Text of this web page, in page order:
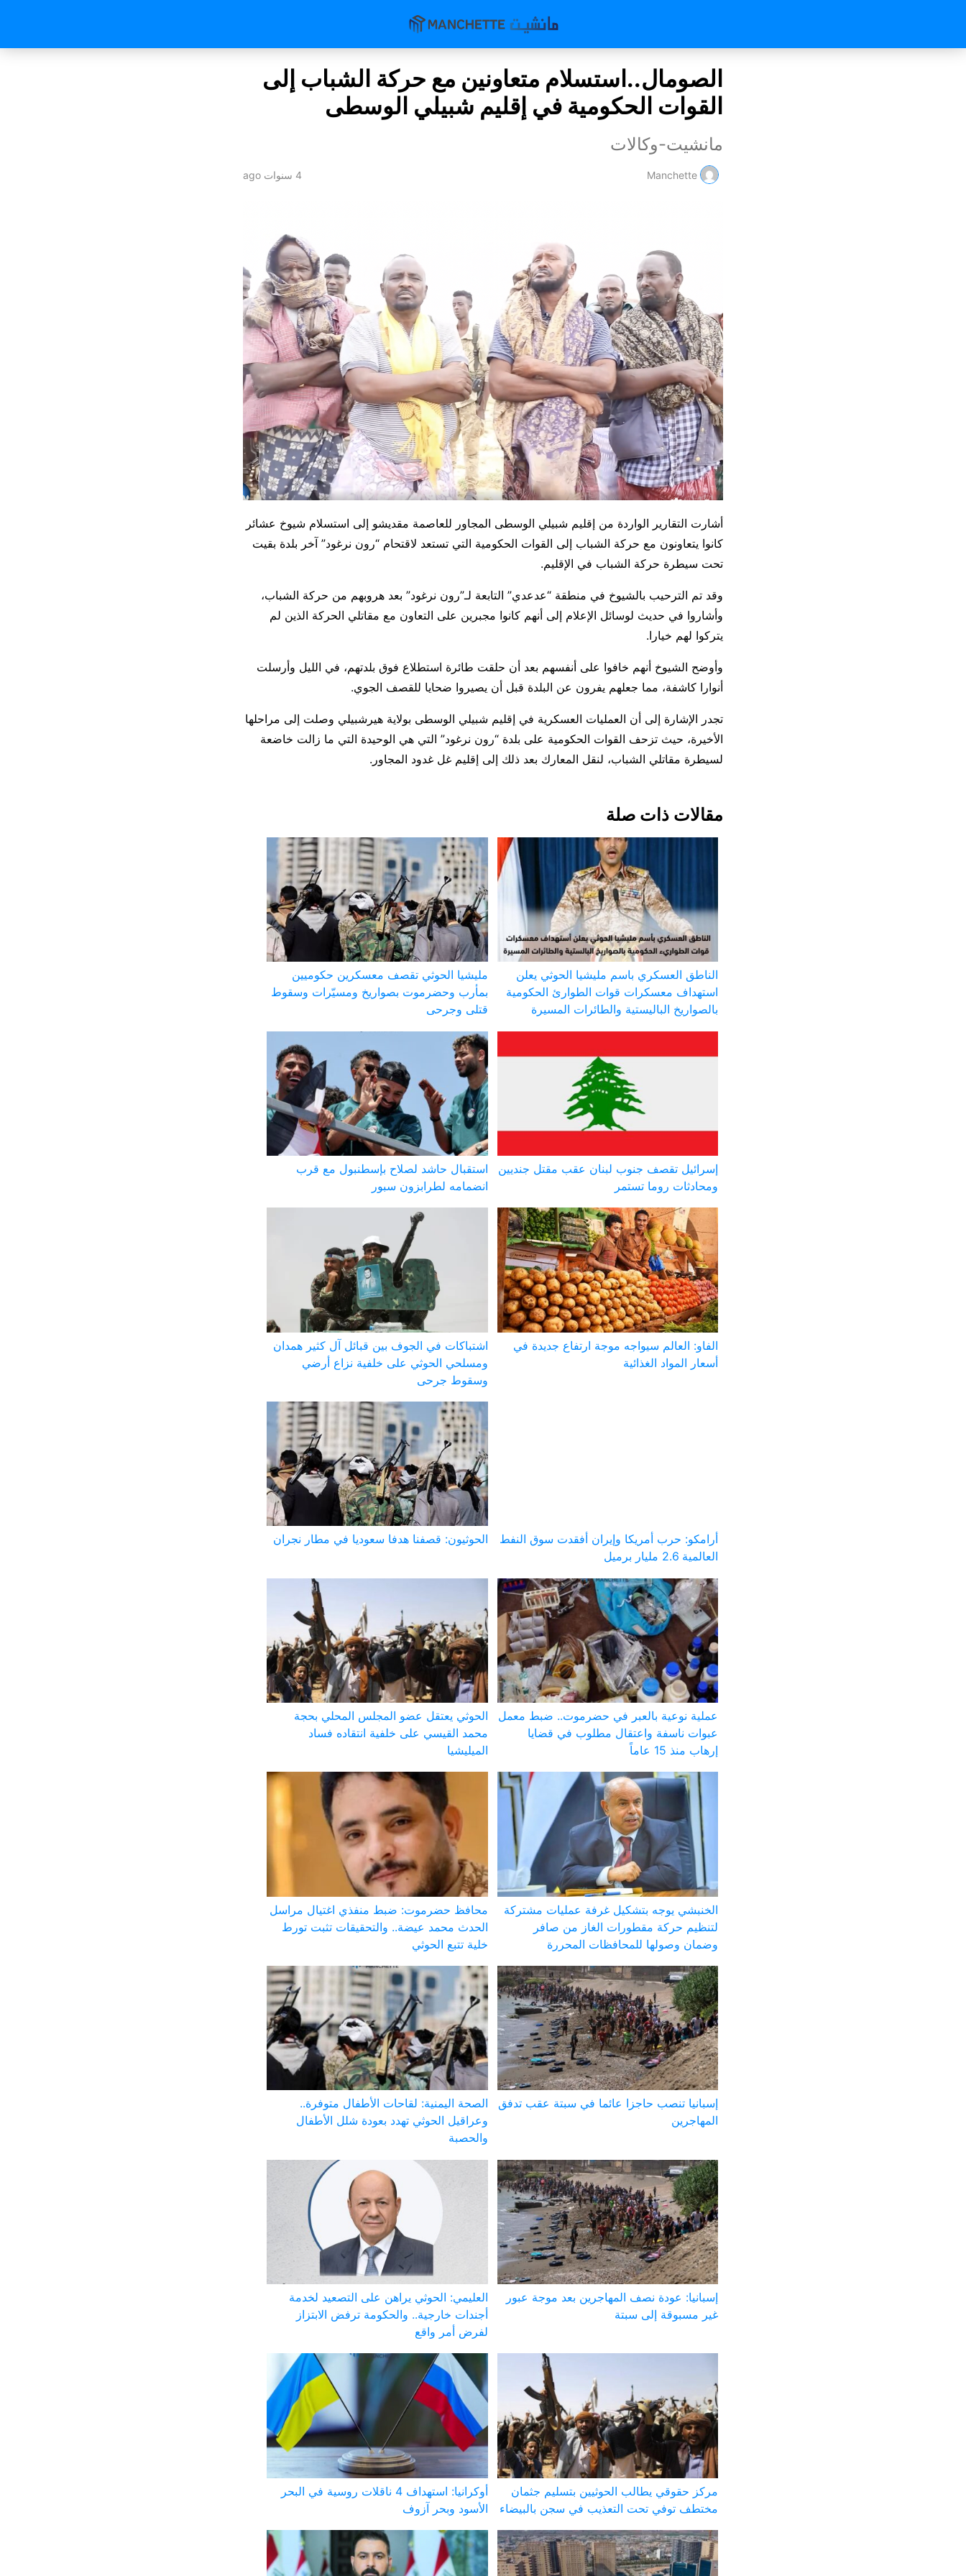
الصومال..استسلام متعاونين مع حركة الشباب إلى
القوات الحكومية في إقليم شبيلي الوسطى
مانشيت-وكالات
Manchette 4 سنوات ago
أشارت التقارير الواردة من إقليم شبيلي الوسطى المجاور للعاصمة مقديشو إلى استسلام شيوخ عشائر
كانوا يتعاونون مع حركة الشباب إلى القوات الحكومية التي تستعد لاقتحام “رون نرغود” آخر بلدة بقيت
تحت سيطرة حركة الشباب في الإقليم.
وقد تم الترحيب بالشيوخ في منطقة “عدعدي” التابعة لـ”رون نرغود” بعد هروبهم من حركة الشباب،
وأشاروا في حديث لوسائل الإعلام إلى أنهم كانوا مجبرين على التعاون مع مقاتلي الحركة الذين لم
يتركوا لهم خيارا.
وأوضح الشيوخ أنهم خافوا على أنفسهم بعد أن حلقت طائرة استطلاع فوق بلدتهم، في الليل وأرسلت
أنوارا كاشفة، مما جعلهم يفرون عن البلدة قبل أن يصيروا ضحايا للقصف الجوي.
تجدر الإشارة إلى أن العمليات العسكرية في إقليم شبيلي الوسطى بولاية هيرشبيلي وصلت إلى مراحلها
الأخيرة، حيث تزحف القوات الحكومية على بلدة “رون نرغود” التي هي الوحيدة التي ما زالت خاضعة
لسيطرة مقاتلي الشباب، لنقل المعارك بعد ذلك إلى إقليم غل غدود المجاور.
مقالات ذات صلة
الناطق العسكري باسم مليشيا الحوثي يعلن
استهداف معسكرات قوات الطوارئ الحكومية
بالصواريخ الباليستية والطائرات المسيرة
مليشيا الحوثي تقصف معسكرين حكوميين
بمأرب وحضرموت بصواريخ ومسيّرات وسقوط
قتلى وجرحى
إسرائيل تقصف جنوب لبنان عقب مقتل جنديين
ومحادثات روما تستمر
استقبال حاشد لصلاح بإسطنبول مع قرب
انضمامه لطرابزون سبور
الفاو: العالم سيواجه موجة ارتفاع جديدة في
أسعار المواد الغذائية
اشتباكات في الجوف بين قبائل آل كثير همدان
ومسلحي الحوثي على خلفية نزاع أرضي
وسقوط جرحى
أرامكو: حرب أمريكا وإيران أفقدت سوق النفط
العالمية 2.6 مليار برميل
الحوثيون: قصفنا هدفا سعوديا في مطار نجران
عملية نوعية بالعبر في حضرموت.. ضبط معمل
عبوات ناسفة واعتقال مطلوب في قضايا
إرهاب منذ 15 عاماً
الحوثي يعتقل عضو المجلس المحلي بحجة
محمد القيسي على خلفية انتقاده فساد
الميليشيا
الخنبشي يوجه بتشكيل غرفة عمليات مشتركة
لتنظيم حركة مقطورات الغاز من صافر
وضمان وصولها للمحافظات المحررة
محافظ حضرموت: ضبط منفذي اغتيال مراسل
الحدث محمد عيضة.. والتحقيقات تثبت تورط
خلية تتبع الحوثي
إسبانيا تنصب حاجزا عائما في سبتة عقب تدفق
المهاجرين
الصحة اليمنية: لقاحات الأطفال متوفرة..
وعراقيل الحوثي تهدد بعودة شلل الأطفال
والحصبة
إسبانيا: عودة نصف المهاجرين بعد موجة عبور
غير مسبوقة إلى سبتة
العليمي: الحوثي يراهن على التصعيد لخدمة
أجندات خارجية.. والحكومة ترفض الابتزاز
لفرض أمر واقع
مركز حقوقي يطالب الحوثيين بتسليم جثمان
مختطف توفي تحت التعذيب في سجن بالبيضاء
أوكرانيا: استهداف 4 ناقلات روسية في البحر
الأسود وبحر آزوف